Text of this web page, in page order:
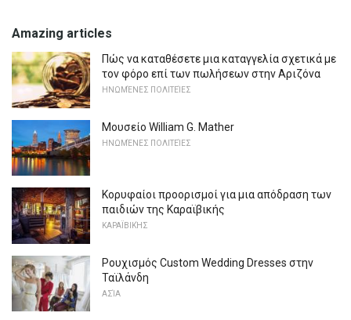
Amazing articles
Πώς να καταθέσετε μια καταγγελία σχετικά με
τον φόρο επί των πωλήσεων στην Αριζόνα
ΗΝΩΜΈΝΕΣ ΠΟΛΙΤΕΊΕΣ
Μουσείο William G. Mather
ΗΝΩΜΈΝΕΣ ΠΟΛΙΤΕΊΕΣ
Κορυφαίοι προορισμοί για μια απόδραση των
παιδιών της Καραϊβικής
ΚΑΡΑΪΒΙΚΉΣ
Ρουχισμός Custom Wedding Dresses στην
Ταϊλάνδη
ΑΣΊΑ